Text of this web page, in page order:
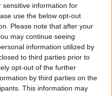
sensitive information for
use the below opt-out
Please note that after your
may continue seeing
information utilized by
to third parties prior to
opt-out of the further
by third parties on the
This information may